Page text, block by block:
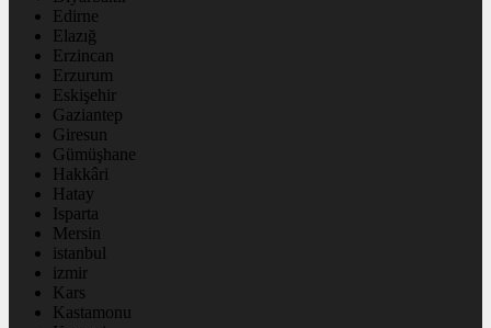
Edirne
Elazığ
Erzincan
Erzurum
Eskişehir
Gaziantep
Giresun
Gümüşhane
Hakkâri
Hatay
Isparta
Mersin
istanbul
izmir
Kars
Kastamonu